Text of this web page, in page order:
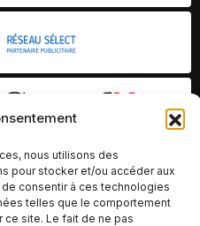
nous utilisons des
pour stocker et/ou accéder aux
consentir à ces technologies
telles que le comportement
ce site. Le fait de ne pas